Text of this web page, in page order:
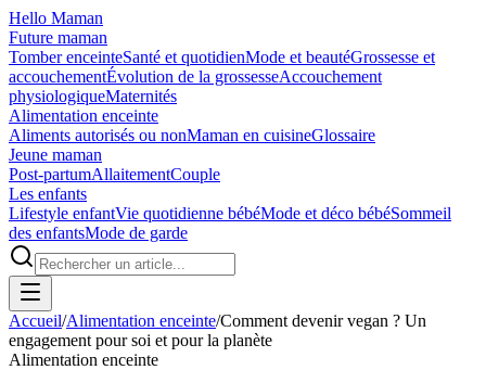
Hello Maman
Future maman
Tomber enceinteSanté et quotidienMode et beautéGrossesse et
accouchementÉvolution de la grossesseAccouchement
physiologiqueMaternités
Alimentation enceinte
Aliments autorisés ou nonMaman en cuisineGlossaire
Jeune maman
Post-partumAllaitementCouple
Les enfants
Lifestyle enfantVie quotidienne bébéMode et déco bébéSommeil
des enfantsMode de garde
Accueil/Alimentation enceinte/Comment devenir vegan ? Un
engagement pour soi et pour la planète
Alimentation enceinte